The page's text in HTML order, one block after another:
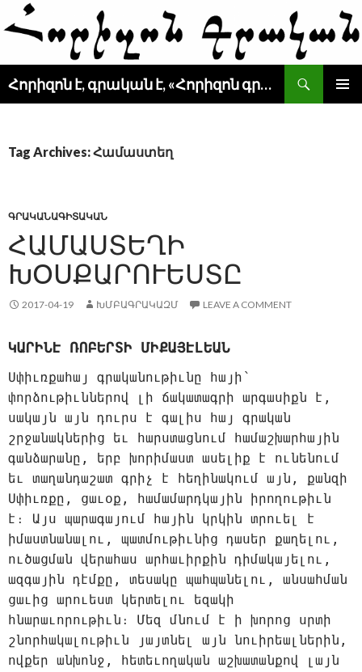
Հորիզոն է, գրական է, «Հորիզոն գրական» է
SKIP
Tag Archives: Համաստեղ
ԳՐԱԿԱՆԱԳԻՏԱԿԱՆ
ՀԱՄԱՍՏԵՂԻ
ԽՕՍՔԱՐՈՒԵՍՏԸ
2017-04-19 ԽՄԲԱԳՐԱԿԱԶՄ LEAVE A COMMENT
ԿԱՐԻՆԷ ՌՈԲԵՐՏԻ ՄԻՔԱՅԷԼԵԱՆ
Սփիւռքահայ գրականութիւնը հայի՝
փորձութիւններով լի ճակատագրի արգասիքն է,
սակայն այն դուրս է գալիս հայ գրական
շրջանակներից եւ հարստացնում համաշխարհային
գանձարանը, երբ խորիմաստ ասելիք է ունենում
եւ տաղանդաշատ գրիչ է հեղինակում այն, քանզի
Սփիւռքը, ցաւօք, համամարդկային իրողութիւն
է։ Այս պարագայում հային կրկին տրուել է
իմաստնանալու, պատմութիւնից դասեր քաղելու,
ուծացման վերահաս արհաւիրքին դիմակայելու,
ազգային դէմքը, տեսակը պահպանելու, անսահման
ցաւից արուեստ կերտելու եզակի
հնարաւորութիւն։ Մեզ մնում է ի խորոց սրտի
շնորհակալութիւն յայտնել այն նուիրեալներին,
ովքեր անխոնջ, հետեւողական աշխատանքով լայն